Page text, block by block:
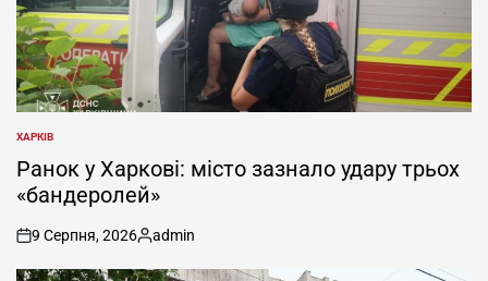
ОПУБЛІКУВАТИ
У
ХАРКІВ
Ранок у Харкові: місто зазнало удару трьох
«бандеролей»
on
9 Серпня, 2026
Опубліковано
admin